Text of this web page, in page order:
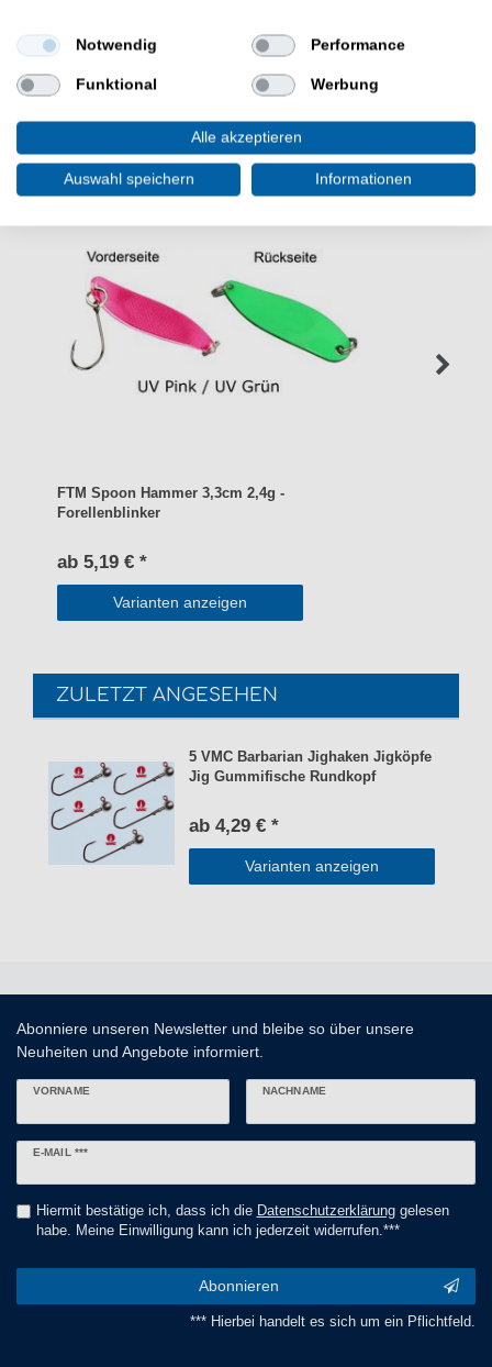
FTM Spoon Hammer 3,3cm 2,4g -
Forellenblinker
ab 5,19 € *
Varianten anzeigen
ZULETZT ANGESEHEN
5 VMC Barbarian Jighaken Jigköpfe
Jig Gummifische Rundkopf
ab 4,29 € *
Varianten anzeigen
Abonniere unseren Newsletter und bleibe so über unsere
Neuheiten und Angebote informiert.
VORNAME NACHNAME
E-MAIL ***
Newsletter
Hiermit bestätige ich, dass ich die Daten­schutz­erklärunggelesen
habe. Meine Einwilligung kann ich jederzeit widerrufen.***
Abonnieren
*** Hierbei handelt es sich um ein Pflichtfeld.
Notwendig Performance
Funktional Werbung
Alle akzeptieren
Auswahl speichern Informationen